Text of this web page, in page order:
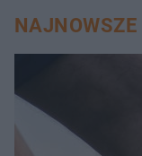
NAJNOWSZE